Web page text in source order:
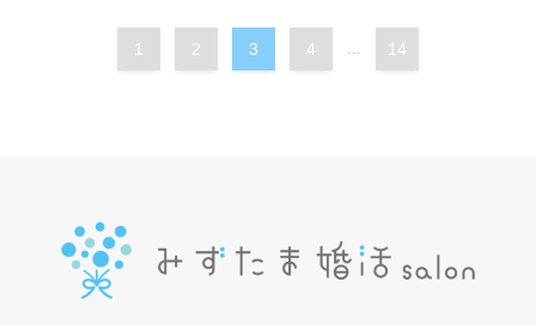
1 2 3 4 ... 14